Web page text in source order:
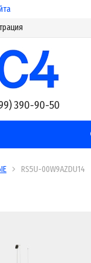
390-90-50
RS5U-00W9AZDU14